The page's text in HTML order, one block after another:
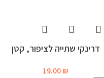
דרינקי שתייה לציפור, קטן
19.00 ₪